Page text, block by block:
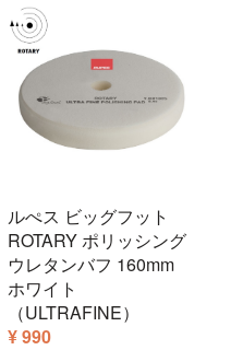
ルぺス ビッグフット
ROTARY ポリッシング
ウレタンバフ 160mm
ホワイト
（ULTRAFINE）
¥ 990